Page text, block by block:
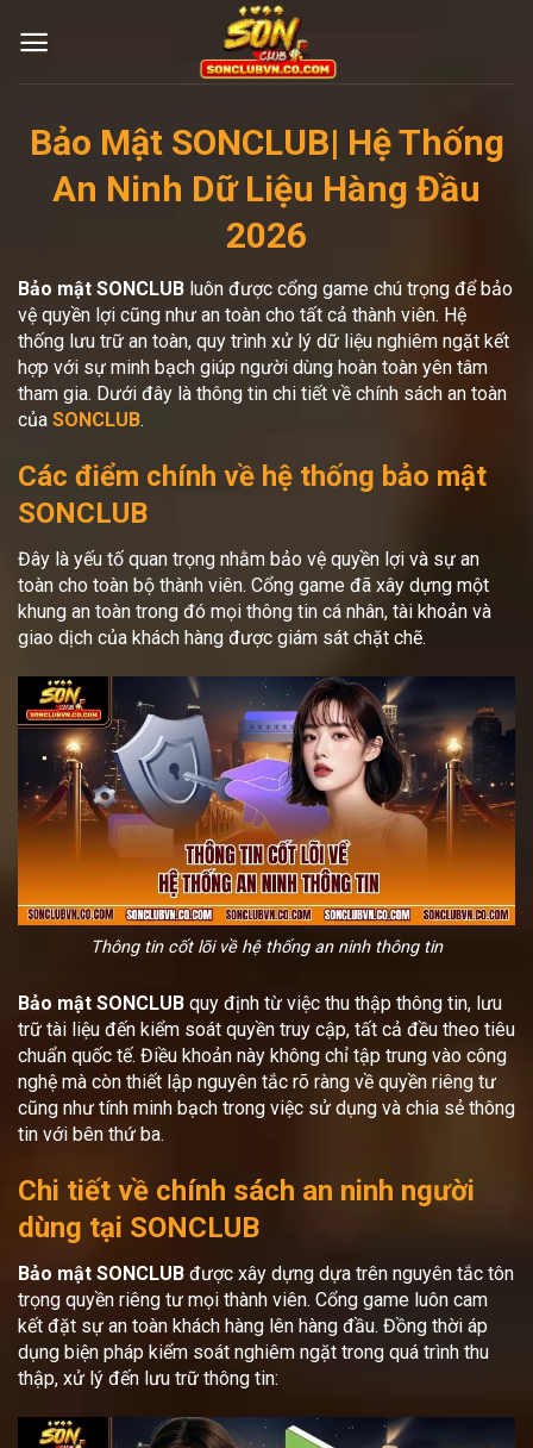
qua
Bảo Mật SONCLUB| Hệ Thống
An Ninh Dữ Liệu Hàng Đầu
2026
Bảo mật SONCLUB luôn được cổng game chú trọng để bảo
vệ quyền lợi cũng như an toàn cho tất cả thành viên. Hệ
thống lưu trữ an toàn, quy trình xử lý dữ liệu nghiêm ngặt kết
hợp với sự minh bạch giúp người dùng hoàn toàn yên tâm
tham gia. Dưới đây là thông tin chi tiết về chính sách an toàn
của SONCLUB.
Các điểm chính về hệ thống bảo mật
SONCLUB
Đây là yếu tố quan trọng nhằm bảo vệ quyền lợi và sự an
toàn cho toàn bộ thành viên. Cổng game đã xây dựng một
khung an toàn trong đó mọi thông tin cá nhân, tài khoản và
giao dịch của khách hàng được giám sát chặt chẽ.
Thông tin cốt lõi về hệ thống an ninh thông tin
Bảo mật SONCLUB quy định từ việc thu thập thông tin, lưu
trữ tài liệu đến kiểm soát quyền truy cập, tất cả đều theo tiêu
chuẩn quốc tế. Điều khoản này không chỉ tập trung vào công
nghệ mà còn thiết lập nguyên tắc rõ ràng về quyền riêng tư
cũng như tính minh bạch trong việc sử dụng và chia sẻ thông
tin với bên thứ ba.
Chi tiết về chính sách an ninh người
dùng tại SONCLUB
Bảo mật SONCLUB được xây dựng dựa trên nguyên tắc tôn
trọng quyền riêng tư mọi thành viên. Cổng game luôn cam
kết đặt sự an toàn khách hàng lên hàng đầu. Đồng thời áp
dụng biện pháp kiểm soát nghiêm ngặt trong quá trình thu
thập, xử lý đến lưu trữ thông tin: